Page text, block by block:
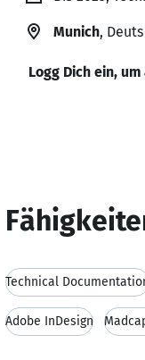
Munich,
Logg Dich ein,
Technical
Adobe InDesign